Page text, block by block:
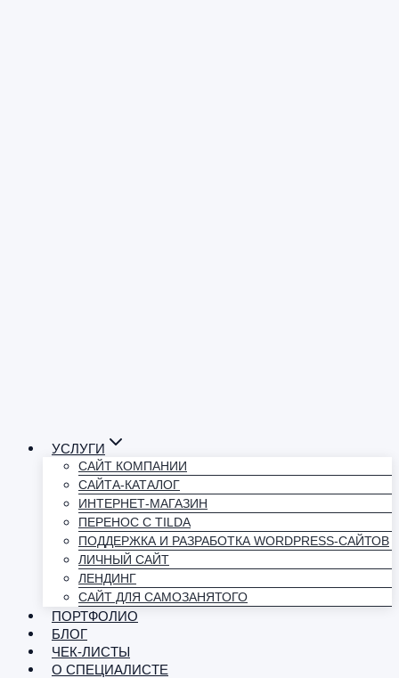
УСЛУГИ
САЙТ КОМПАНИИ
САЙТА-КАТАЛОГ
ИНТЕРНЕТ-МАГАЗИН
ПЕРЕНОС С TILDA
ПОДДЕРЖКА И РАЗРАБОТКА WORDPRESS-САЙТОВ
ЛИЧНЫЙ САЙТ
ЛЕНДИНГ
САЙТ ДЛЯ САМОЗАНЯТОГО
ПОРТФОЛИО
БЛОГ
ЧЕК-ЛИСТЫ
О СПЕЦИАЛИСТЕ